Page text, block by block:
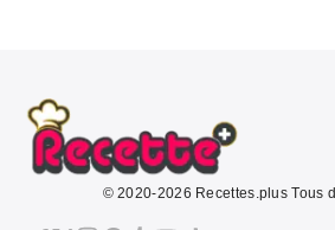
© 2020-2026 Recettes.plus Tous